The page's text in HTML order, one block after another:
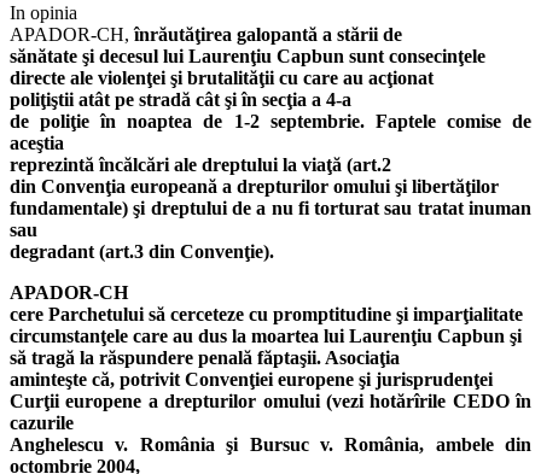
In opinia
APADOR-CH,înrăutăţirea galopantă a stării de
sănătate şi decesul lui Laurenţiu Capbun sunt consecinţele
directe ale violenţei şi brutalităţii cu care au acţionat
poliţiştii atât pe stradă cât şi în secţia a 4-a
de poliţie în noaptea de 1-2 septembrie. Faptele comise de
aceştia
reprezintă încălcări ale dreptului la viaţă (art.2
din Convenţia europeană a drepturilor omului şi libertăţilor
fundamentale) şi dreptului de a nu fi torturat sau tratat inuman
sau
degradant (art.3 din Convenţie).
APADOR-CH
cere Parchetului să cerceteze cu promptitudine şi imparţialitate
circumstanţele care au dus la moartea lui Laurenţiu Capbun şi
să tragă la răspundere penală făptaşii. Asociaţia
aminteşte că, potrivit Convenţiei europene şi jurisprudenţei
Curţii europene a drepturilor omului (vezi hotărîrile CEDO în
cazurile
Anghelescu v. România şi Bursuc v. România, ambele din
octombrie 2004,